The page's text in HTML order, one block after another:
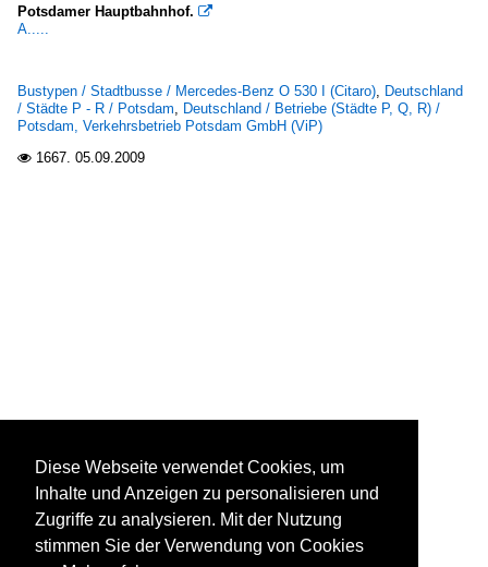
Potsdamer Hauptbahnhof. 
A.....
Bustypen / Stadtbusse / Mercedes-Benz O 530 I (Citaro), Deutschland
/ Städte P - R / Potsdam, Deutschland / Betriebe (Städte P, Q, R) /
Potsdam, Verkehrsbetrieb Potsdam GmbH (ViP)
 1667. 05.09.2009
Diese Webseite verwendet Cookies, um
Inhalte und Anzeigen zu personalisieren und
Zugriffe zu analysieren. Mit der Nutzung
stimmen Sie der Verwendung von Cookies